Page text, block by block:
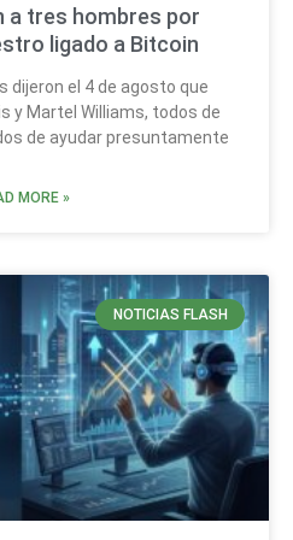
a tres hombres por
ligado a Bitcoin
dijeron el 4 de agosto que
y Martel Williams, todos de
de ayudar presuntamente
MORE »
NOTICIAS FLASH